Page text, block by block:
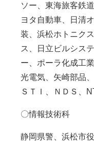
ソー、東海旅客鉄
ヨタ自動車、日清
装、浜松ホトニク
ス、日立ビルシス
ー、ポーラ化成工
光電気、矢崎部品
ＳＴＩ、ＮＤＳ、
〇情報技術科
静岡県警、浜松市